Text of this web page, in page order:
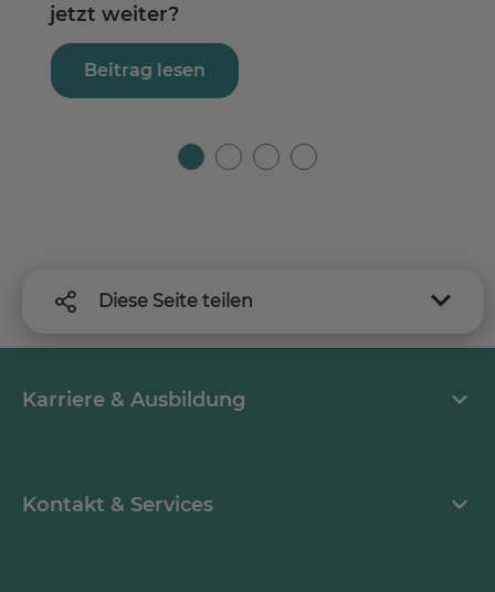
jetzt weiter?
Beitrag lesen
Diese Seite teilen
Karriere & Ausbildung
Kontakt & Services